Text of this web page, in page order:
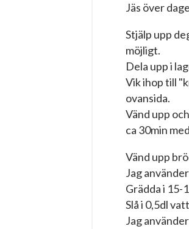
Jäs över
Stjälp upp
möjligt.
Dela upp i
Vik ihop till
ovansida.
Vänd upp
ca 30min
Vänd upp
Jag
Grädda i 15-
Slå i 0,5dl
Jag